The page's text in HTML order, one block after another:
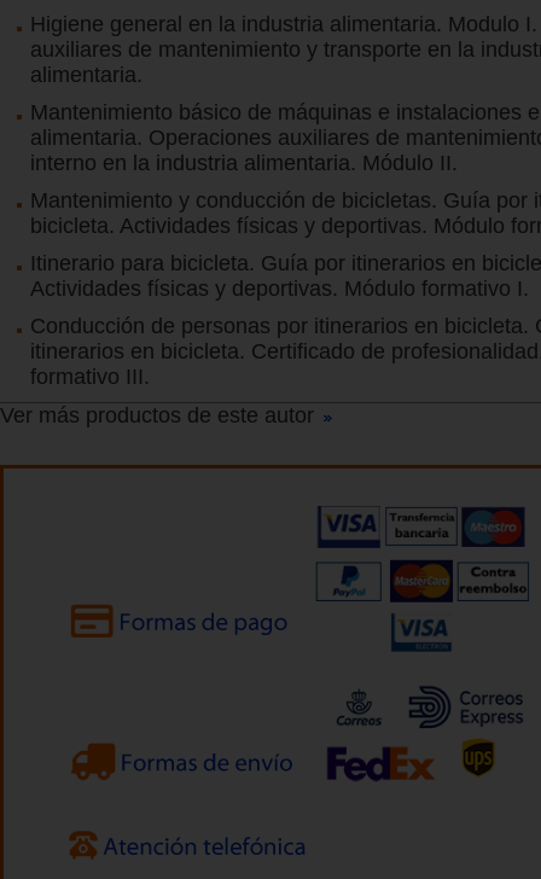
Higiene general en la industria alimentaria. Modulo
auxiliares de mantenimiento y transporte en la
alimentaria.
Mantenimiento básico de máquinas e instalaciones
alimentaria. Operaciones auxiliares de
interno en la industria alimentaria. Módulo II.
Mantenimiento y conducción de bicicletas. Guía por
bicicleta. Actividades físicas y deportivas. Módulo
Itinerario para bicicleta. Guía por itinerarios en
Actividades físicas y deportivas. Módulo formativo I.
Conducción de personas por itinerarios en bicicleta.
itinerarios en bicicleta. Certificado de
formativo III.
Ver más productos de este autor